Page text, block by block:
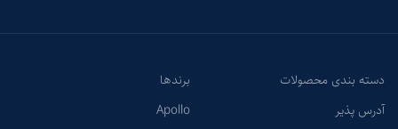
دسته بندی محصولات
آدرس پذیر
برندها
Apollo